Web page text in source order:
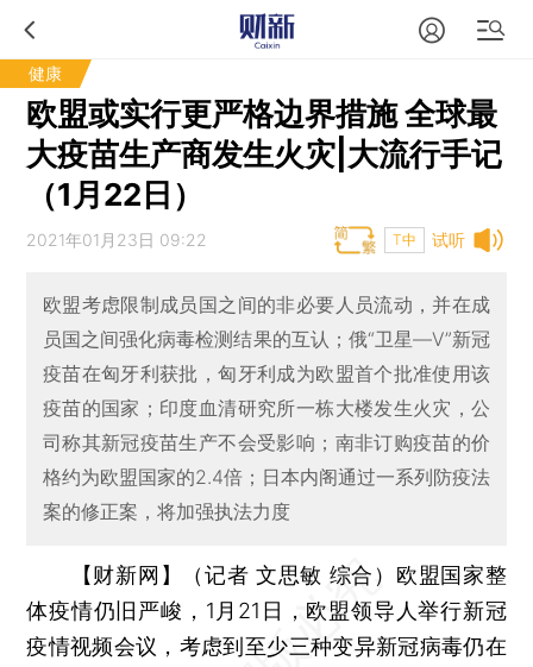
健康
欧盟或实行更严格边界措施 全球最
大疫苗生产商发生火灾|大流行手记
（1月22日）
试听
2021年01月23日 09:22 T中
欧盟考虑限制成员国之间的非必要人员流动，并在成
员国之间强化病毒检测结果的互认；俄“卫星—V”新冠
疫苗在匈牙利获批，匈牙利成为欧盟首个批准使用该
疫苗的国家；印度血清研究所一栋大楼发生火灾，公
司称其新冠疫苗生产不会受影响；南非订购疫苗的价
格约为欧盟国家的2.4倍；日本内阁通过一系列防疫法
案的修正案，将加强执法力度
【财新网】（记者 文思敏 综合） 欧盟国家整
体疫情仍旧严峻，1月21日，欧盟领导人举行新冠
疫情视频会议，考虑到至少三种变异新冠病毒仍在